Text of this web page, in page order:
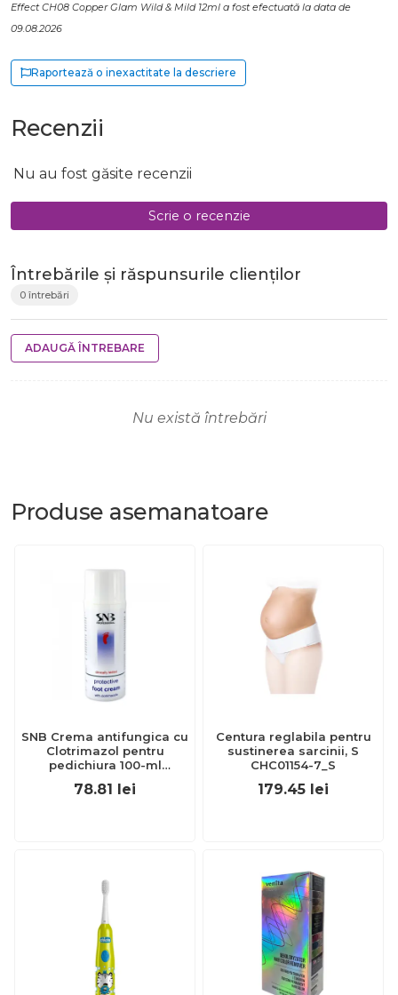
Effect CH08 Copper Glam Wild & Mild 12ml a fost efectuată la data de
09.08.2026
Raportează o inexactitate la descriere
Recenzii
Nu au fost găsite recenzii
Scrie o recenzie
Întrebările și răspunsurile clienților
0 întrebări
ADAUGĂ ÎNTREBARE
Nu există întrebări
Produse asemanatoare
SNB Crema antifungica cu
Clotrimazol pentru
pedichiura 100-ml
EXL359_918
78.81 lei
Centura reglabila pentru
sustinerea sarcinii, S
CHC01154-7_S
179.45 lei